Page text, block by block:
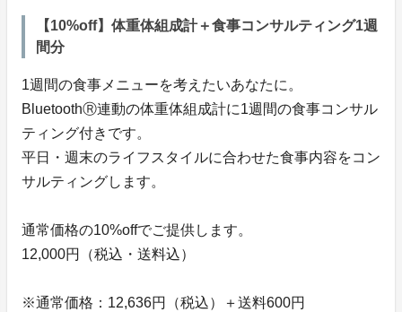
【10%off】体重体組成計＋食事コンサルティング1週
間分
1週間の食事メニューを考えたいあなたに。
BluetoothⓇ連動の体重体組成計に1週間の食事コンサル
ティング付きです。
平日・週末のライフスタイルに合わせた食事内容をコン
サルティングします。
通常価格の10%offでご提供します。
12,000円（税込・送料込）
※通常価格：12,636円（税込）＋送料600円